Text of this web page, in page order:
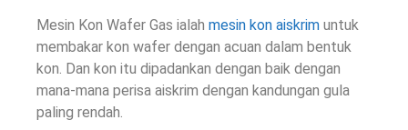
Mesin Kon Wafer Gas ialah mesin kon aiskrim untuk
membakar kon wafer dengan acuan dalam bentuk
kon. Dan kon itu dipadankan dengan baik dengan
mana-mana perisa aiskrim dengan kandungan gula
paling rendah.